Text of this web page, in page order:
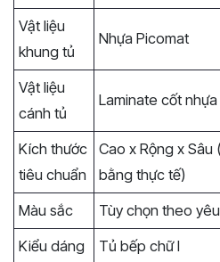
Vật liệu
khung tủ
Nhựa Picomat
Vật liệu
cánh tủ
Laminate cốt
Kích thước
tiêu chuẩn
Cao x Rộng x
bằng thực tế)
Màu sắc
Tùy chọn theo
Kiểu dáng
Tủ bếp chữ I